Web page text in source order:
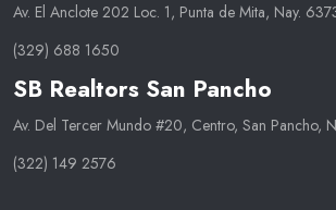
Av. El Anclote 202 Loc. 1, Punta de Mita, Nay.
(329) 688 1650
SB Realtors San Pancho
Av. Del Tercer Mundo #20, Centro, San Pancho,
(322) 149 2576